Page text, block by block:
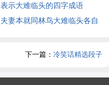
表示大难临头的四字成语
夫妻本就同林鸟大难临头各自
下一篇： 冷笑话精选段子